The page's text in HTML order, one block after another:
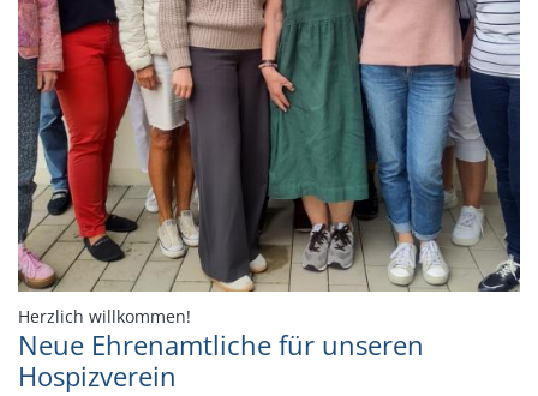
Herzlich willkommen!
Neue Ehrenamtliche für unseren
Hospizverein